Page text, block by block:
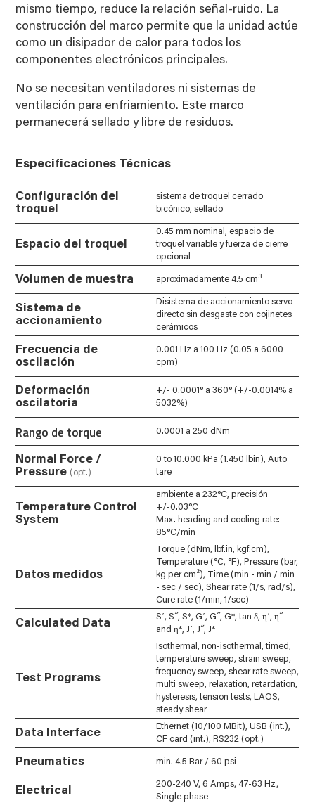
mismo tiempo, reduce la relación señal-ruido. La
construcción del marco permite que la unidad actúe
como un disipador de calor para todos los
componentes electrónicos principales.
No se necesitan ventiladores ni sistemas de
ventilación para enfriamiento. Este marco
permanecerá sellado y libre de residuos.
Especificaciones Técnicas
Configuración del
troquel
sistema de troquel cerrado
bicónico, sellado
Espacio del troquel
0.45 mm nominal, espacio de
troquel variable y fuerza de cierre
opcional
Volumen de muestra aproximadamente 4.5 cm 3
Sistema de
accionamiento
Disistema de accionamiento servo
directo sin desgaste con cojinetes
cerámicos
Frecuencia de
oscilación
0.001 Hz a 100 Hz (0.05 a 6000
cpm)
Deformación
oscilatoria
+/- 0.0001° a 360° (+/-0.0014% a
5032%)
Rango de torque 0.0001 a 250 dNm
Normal Force /
Pressure (opt.)
0 to 10.000 kPa (1.450 lbin), Auto
tare
Temperature Control
System
ambiente a 232°C, precisión
+/-0.03°C
Max. heading and cooling rate:
85°C/min
Datos medidos
Torque (dNm, lbf.in, kgf.cm),
Temperature (°C, °F), Pressure (bar,
kg per cm²), Time (min - min / min
- sec / sec), Shear rate (1/s, rad/s),
Cure rate (1/min, 1/sec)
Calculated Data
S΄, S˝, S*, G΄, G˝, G*, tan δ, η΄, η˝
and η*, J΄, J˝, J*
Test Programs
Isothermal, non-isothermal, timed,
temperature sweep, strain sweep,
frequency sweep, shear rate sweep,
multi sweep, relaxation, retardation,
hysteresis, tension tests, LAOS,
steady shear
Data Interface
Ethernet (10/100 MBit), USB (int.),
CF card (int.), RS232 (opt.)
Pneumatics min. 4.5 Bar / 60 psi
Electrical
200-240 V, 6 Amps, 47-63 Hz,
Single phase